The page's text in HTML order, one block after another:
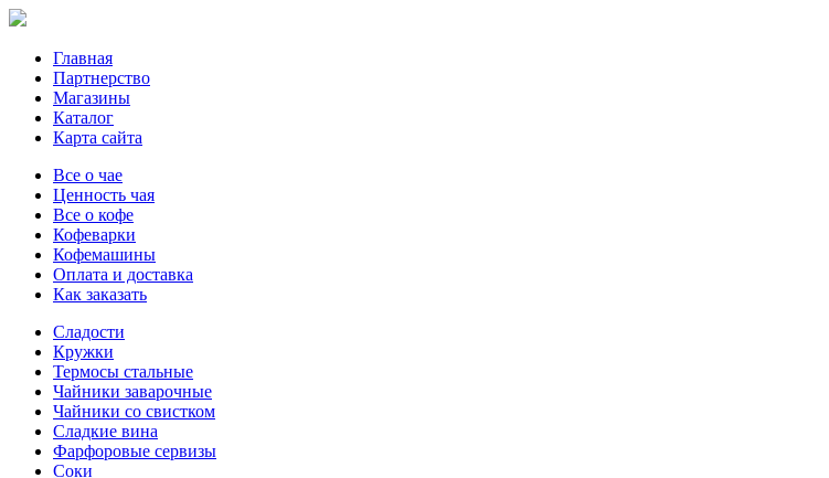
Главная
Партнерство
Магазины
Каталог
Карта сайта
Все о чае
Ценность чая
Все о кофе
Кофеварки
Кофемашины
Оплата и доставка
Как заказать
Сладости
Кружки
Термосы стальные
Чайники заварочные
Чайники со свистком
Сладкие вина
Фарфоровые сервизы
Соки